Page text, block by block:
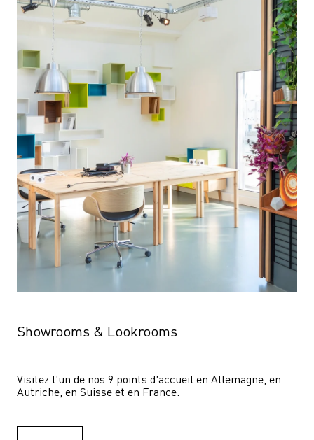
Showrooms & Lookrooms
Visitez l'un de nos 9 points d'accueil en Allemagne, en
Autriche, en Suisse et en France.